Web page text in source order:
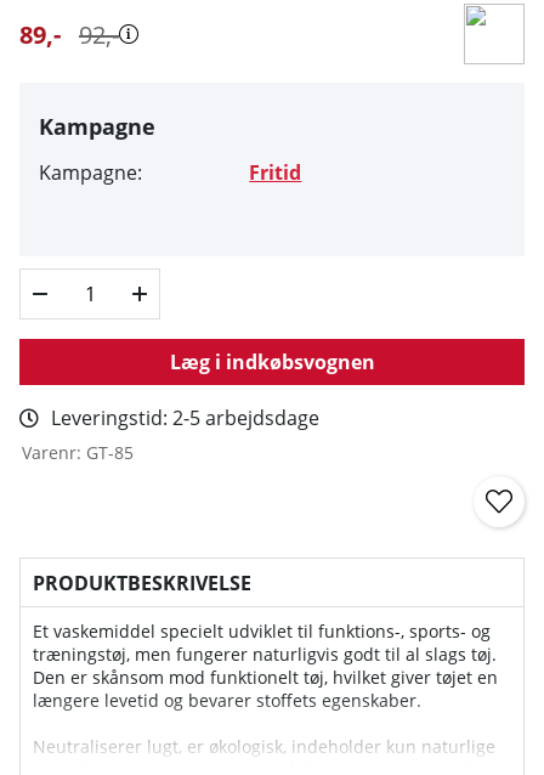
92,-
89,-
Kampagne
Kampagne: Fritid
Læg i indkøbsvognen
Leveringstid: 2-5 arbejdsdage
Varenr: GT-85
PRODUKTBESKRIVELSE
Et vaskemiddel specielt udviklet til funktions-, sports- og
træningstøj, men fungerer naturligvis godt til al slags tøj.
Den er skånsom mod funktionelt tøj, hvilket giver tøjet en
længere levetid og bevarer stoffets egenskaber.
Neutraliserer lugt, er økologisk, indeholder kun naturlige